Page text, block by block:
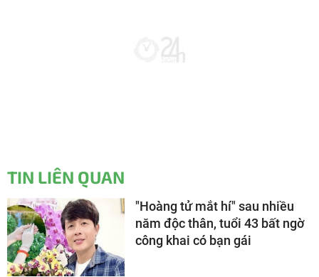
TIN LIÊN QUAN
"Hoàng tử mắt hí" sau nhiều
năm độc thân, tuổi 43 bất ngờ
công khai có bạn gái